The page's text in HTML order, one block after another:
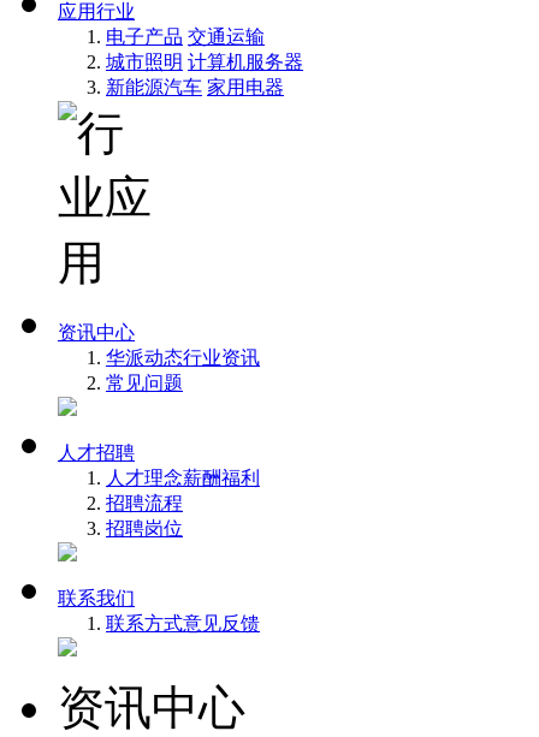
应用行业
电子产品 交通运输
城市照明 计算机服务器
新能源汽车 家用电器
资讯中心
华派动态行业资讯
常见问题
人才招聘
人才理念薪酬福利
招聘流程
招聘岗位
联系我们
联系方式意见反馈
资讯中心